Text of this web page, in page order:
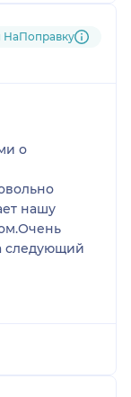
НаПоправку
о
нашу
следующий